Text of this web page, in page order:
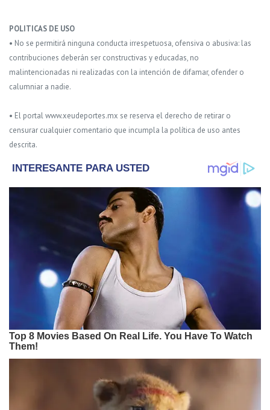
POLITICAS DE USO
• No se permitirá ninguna conducta irrespetuosa, ofensiva o abusiva: las
contribuciones deberán ser constructivas y educadas, no
malintencionadas ni realizadas con la intención de difamar, ofender o
calumniar a nadie.
• El portal www.xeudeportes.mx se reserva el derecho de retirar o
censurar cualquier comentario que incumpla la política de uso antes
descrita.